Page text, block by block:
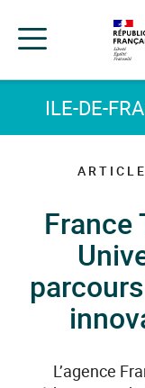
menu
contenu
pied
page Menu
ILE-DE-
ARTICLE
France
L’agence